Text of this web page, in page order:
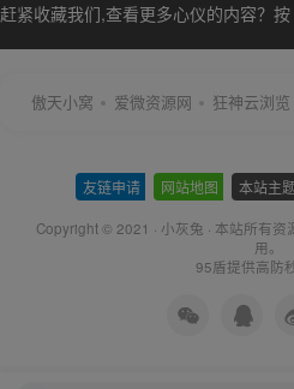
赶紧收藏我们,查看更多心仪的内容？按
傲天小窝 爱微资源网 狂神云浏览
友链申请 网站地图 本站主
Copyright © 2021 · 小灰兔 · 本站所有资
用。
95盾提供高防